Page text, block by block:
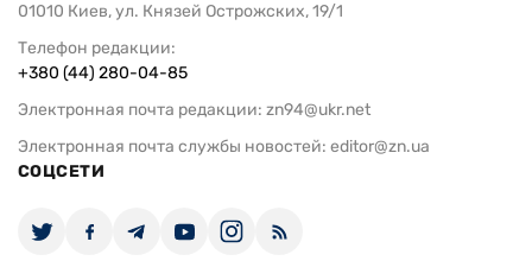
01010 Киев, ул. Князей Острожских, 19/1
Телефон редакции:
+380 (44) 280-04-85
Электронная почта редакции: zn94@ukr.net
Электронная почта службы новостей: editor@zn.ua
СОЦСЕТИ